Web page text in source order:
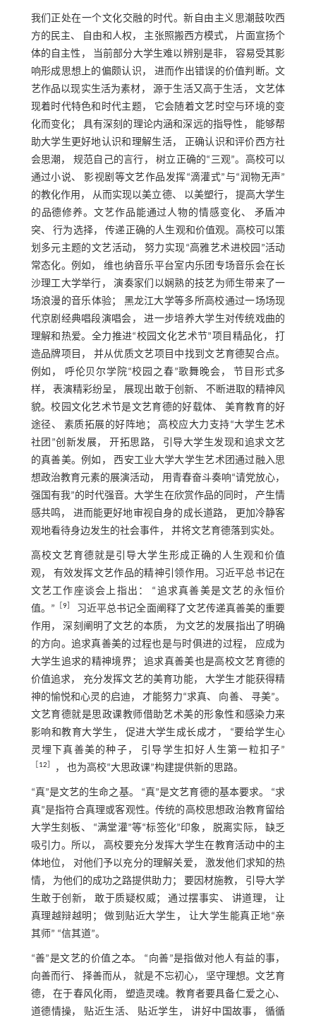
我们正处在一个文化交融的时代。新自由主义思潮鼓吹西
方的民主、 自由和人权， 主张照搬西方模式， 片面宣扬个
体的自主性， 当前部分大学生难以辨别是非， 容易受其影
响形成思想上的偏颇认识， 进而作出错误的价值判断。文
艺作品以现实生活为素材， 源于生活又高于生活， 文艺体
现着时代特色和时代主题， 它会随着文艺时空与环境的变
化而变化； 具有深刻的理论内涵和深远的指导性， 能够帮
助大学生更好地认识和理解生活， 正确认识和评价西方社
会思潮， 规范自己的言行， 树立正确的“三观”。高校可以
通过小说、 影视剧等文艺作品发挥“滴灌式”与“润物无声”
的教化作用， 从而实现以美立德、 以美塑行， 提高大学生
的品德修养。文艺作品能通过人物的情感变化、 矛盾冲
突、 行为选择， 传递正确的人生观和价值观。高校可以策
划多元主题的文艺活动， 努力实现“高雅艺术进校园”活动
常态化。例如， 维也纳音乐平台室内乐团专场音乐会在长
沙理工大学举行， 演奏家们以娴熟的技艺为师生带来了一
场浪漫的音乐体验； 黑龙江大学等多所高校通过一场场现
代京剧经典唱段演唱会， 进一步培养大学生对传统戏曲的
理解和热爱。全力推进“校园文化艺术节”项目精品化， 打
造品牌项目， 并从优质文艺项目中找到文艺育德契合点。
例如， 呼伦贝尔学院“校园之春”歌舞晚会， 节目形式多
样， 表演精彩纷呈， 展现出敢于创新、 不断进取的精神风
貌。校园文化艺术节是文艺育德的好载体、 美育教育的好
途径、 素质拓展的好阵地； 高校应大力支持“大学生艺术
社团”创新发展， 开拓思路， 引导大学生发现和追求文艺
的真善美。例如， 西安工业大学大学生艺术团通过融入思
想政治教育元素的展演活动， 用青春奋斗奏响“请党放心，
强国有我”的时代强音。大学生在欣赏作品的同时， 产生情
感共鸣， 进而能更好地审视自身的成长道路， 更加冷静客
观地看待身边发生的社会事件， 并将文艺育德落到实处。
高校文艺育德就是引导大学生形成正确的人生观和价值
观， 有效发挥文艺作品的精神引领作用。习近平总书记在
文艺工作座谈会上指出： “追求真善美是文艺的永恒价
值。”
9］
习近平总书记全面阐释了文艺传递真善美的重要
作用， 深刻阐明了文艺的本质， 为文艺的发展指出了明确
的方向。追求真善美的过程也是与时俱进的过程， 应成为
大学生追求的精神境界； 追求真善美也是高校文艺育德的
价值追求， 充分发挥文艺的美育功能， 大学生才能获得精
神的愉悦和心灵的启迪， 才能努力“求真、 向善、 寻美”。
文艺育德就是思政课教师借助艺术美的形象性和感染力来
影响和教育大学生， 促进大学生成长成才， “要给学生心
灵埋下真善美的种子， 引导学生扣好人生第一粒扣子”
12 ， 也为高校“大思政课”构建提供新的思路。
“真”是文艺的生命之基。 “真”是文艺育德的基本要求。 “求
真”是指符合真理或客观性。传统的高校思想政治教育留给
大学生刻板、 “满堂灌”等“标签化”印象， 脱离实际， 缺乏
吸引力。所以， 高校要充分发挥大学生在教育活动中的主
体地位， 对他们予以充分的理解关爱， 激发他们求知的热
情， 为他们的成功之路提供助力； 要因材施教， 引导大学
生敢于创新， 敢于质疑权威； 通过摆事实、 讲道理， 让
真理越辩越明； 做到贴近大学生， 让大学生能真正地“亲
其师” “信其道”。
“善”是文艺的价值之本。 “向善”是指做对他人有益的事，
向善而行、 择善而从， 就是不忘初心， 坚守理想。文艺育
德， 在于春风化雨， 塑造灵魂。教育者要具备仁爱之心、
道德情操， 贴近生活、 贴近学生， 讲好中国故事， 循循